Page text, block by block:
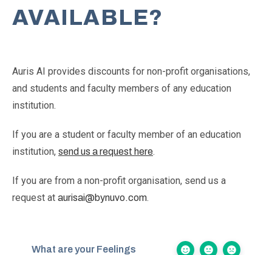
AVAILABLE?
Auris AI provides discounts for non-profit organisations,
and students and faculty members of any education
institution.
If you are a student or faculty member of an education
institution, send us a request here.
If you are from a non-profit organisation, send us a
request at aurisai@bynuvo.com.
What are your Feelings